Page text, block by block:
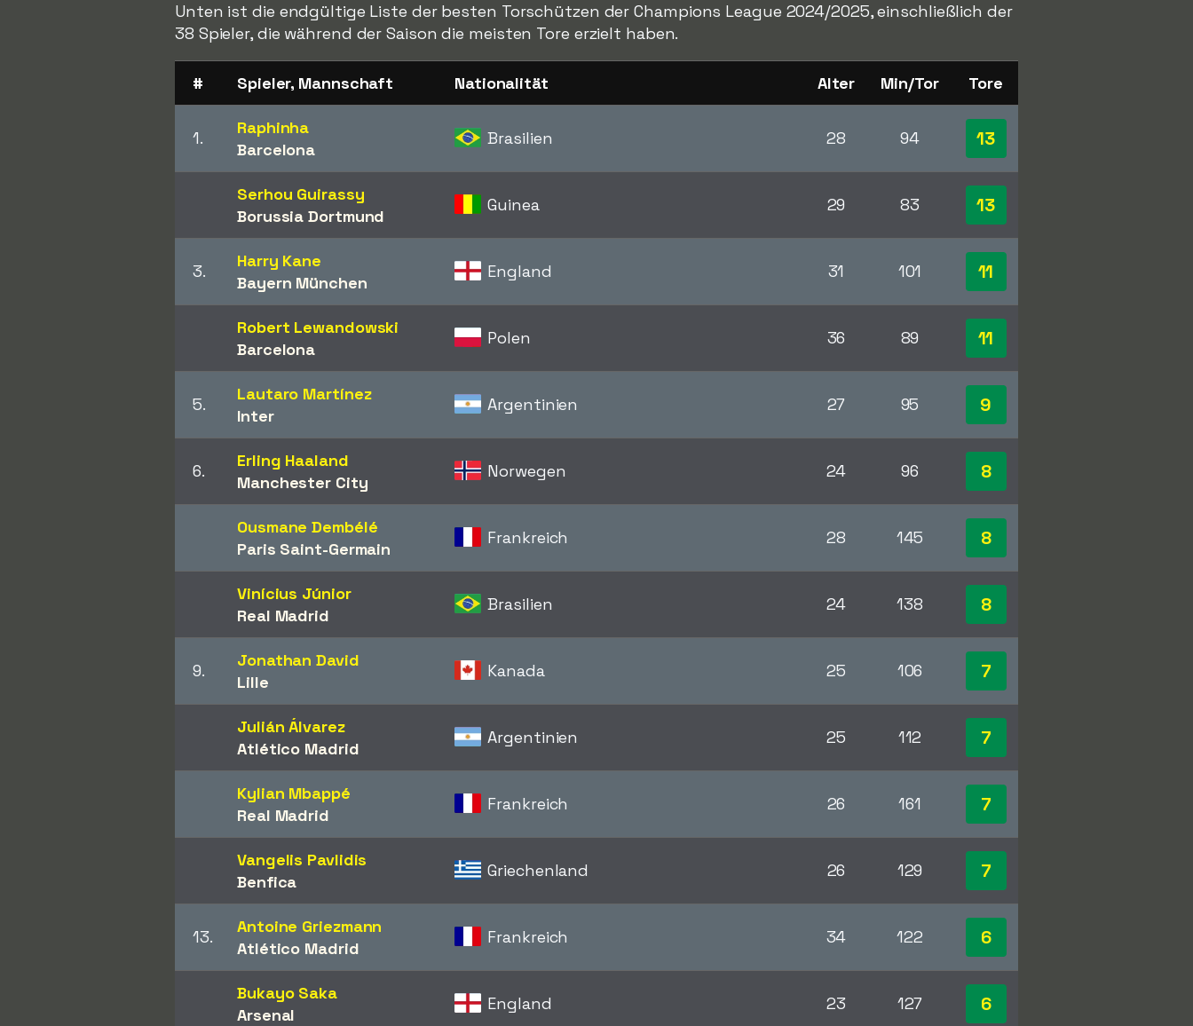
Unten ist die endgültige Liste der besten Torschützen der Champions League 2024/2025, einschließlich der
38 Spieler, die während der Saison die meisten Tore erzielt haben.
# Spieler, Mannschaft Nationalität Alter Min/Tor Tore
1.
Raphinha
Barcelona
Brasilien 28 94 13
Serhou Guirassy
Borussia Dortmund
Guinea 29 83 13
3.
Harry Kane
Bayern München
England 31 101 11
Robert Lewandowski
Barcelona
Polen 36 89 11
5.
Lautaro Martínez
Inter
Argentinien 27 95 9
6.
Erling Haaland
Manchester City
Norwegen 24 96 8
Ousmane Dembélé
Paris Saint-Germain
Frankreich 28 145 8
Vinícius Júnior
Real Madrid
Brasilien 24 138 8
9.
Jonathan David
Lille
Kanada 25 106 7
Julián Álvarez
Atlético Madrid
Argentinien 25 112 7
Kylian Mbappé
Real Madrid
Frankreich 26 161 7
Vangelis Pavlidis
Benfica
Griechenland 26 129 7
13.
Antoine Griezmann
Atlético Madrid
Frankreich 34 122 6
Bukayo Saka
Arsenal
England 23 127 6